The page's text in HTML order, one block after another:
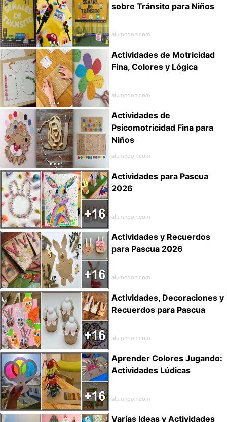
sobre Tránsito para Niños
alumnoon.com
Actividades de Motricidad
Fina, Colores y Lógica
alumnoon.com
Actividades de
Psicomotricidad Fina para
Niños
alumnoon.com
Actividades para Pascua
2026
alumnoon.com
Actividades y Recuerdos
para Pascua 2026
alumnoon.com
Actividades, Decoraciones y
Recuerdos para Pascua
alumnoon.com
Aprender Colores Jugando:
Actividades Lúdicas
alumnoon.com
Varias Ideas y Actividades